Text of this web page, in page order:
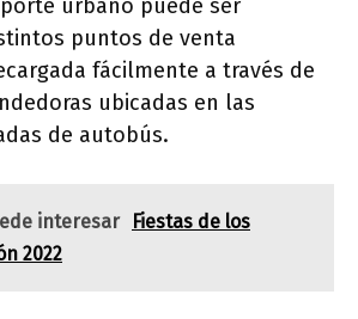
urbano puede ser
puntos de venta
fácilmente a través de
ubicadas en las
de autobús.
interesar
Fiestas de los
2022